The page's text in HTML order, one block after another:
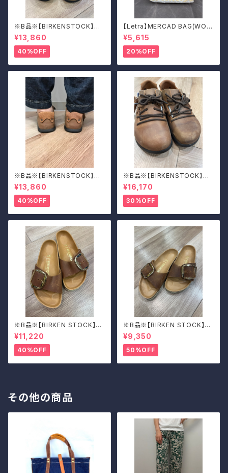
※B品※【BIRKENSTOCK】Mo
ntana/CUOIO 38
¥13,860
40%OFF
【Letra】MERCAD BAG(WOV
EN)
¥5,615
20%OFF
※B品※【BIRKENSTOCK】Mo
ntana/CUOIO 37
¥13,860
40%OFF
※B品※【BIRKENSTOCK】Mo
ntana/CUOIO 39
¥16,170
30%OFF
※B品※【BIRKEN STOCK】M
adrid Big Buckle/マドリッド
ビッグバックル 39
¥11,220
40%OFF
※B品※【BIRKEN STOCK】M
adrid Big Buckle/マドリッド
ビッグバックル 39
¥9,350
50%OFF
その他の商品